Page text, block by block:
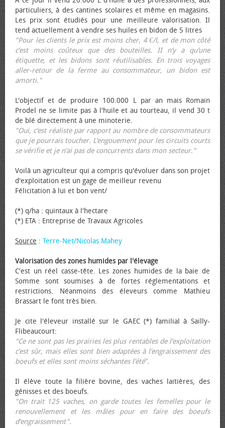
particuliers, à des cantines scolaires et même en magasins.
Les prix sont étudiés pour une meilleure valorisation. Il
tend actuellement à vendre ses huiles en bidon de 5 litres
"Pour les clients le prix est moins cher, 4 €/l, et de mon côté
c’est moins coûteux que des bouteilles. II n’y a qu’une
étiquette, et les bidons sont réutilisables. En trois voyages
aller-retour de la ferme au consommateur, un bidon est
amorti."
L'objectif et de produire 100.000 L par an mais Romain
Prodel ne se limite pas à l'huile et au tourteau, il vend 30 t
de blé directement à une minoterie.
"Oui, c’est réaliste par rapport au nombre de consommateurs
que je pourrais toucher. L’engouement pour les circuits courts
se vérifie et je n’ai pas de concurrents dans mon secteur."
Voilà un agriculteur qui a compris qu'évoluer dans son projet
d'exploitation est un gage de meilleur revenu
Félicitation à lui et bon vent/
(*) q/ha : quintaux à l'hectare
(*) ETA : Entreprise de Travaux Agricoles
Source : Terre-Net/Nicolas Mahey
Valorisation des zones humides par l'élevage
C'est un réel casse-tête. Les zones humides de la baie de
Somme sont soumises à de fortes réglementations et
restrictions. Néanmoins des éleveurs comme Mathieu
Brassart le font très bien.
Je cite l'éleveur installé sur le GAEC (*) familial à Sailly-
Flibeaucourt:
"Ce ne sont pas les prairies les plus rentables de l’exploitation
c’est sûr, mais elles sont bien adaptées à l’engraissement des
bœufs et elles sont moins séchantes l’été".
Il élève toute la filière bovine, des vaches laitières, des
génisses et des bœufs.
"On trait 125 vaches, on garde toutes les femelles pour le
renouvellement et les mâles pour en faire des bœufs
d’engraissement".